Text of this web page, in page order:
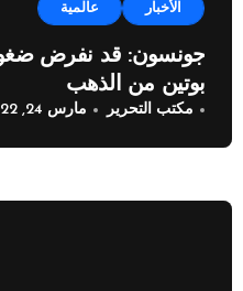
الأخبار عالمية
جونسون: قد نفرض
بوتين من الذهب
مكتب التحرير مارس 24, 2022